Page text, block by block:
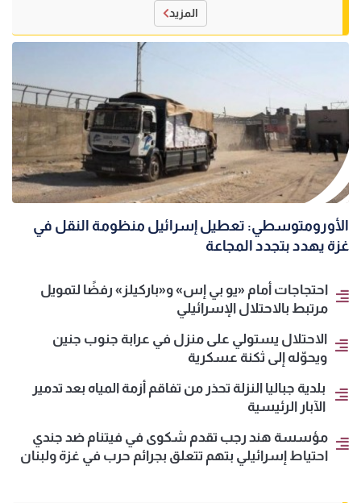
المزيد
الأورومتوسطي: تعطيل إسرائيل منظومة النقل في
غزة يهدد بتجدد المجاعة
احتجاجات أمام «يو بي إس» و«باركيلز» رفضًا لتمويل
مرتبط بالاحتلال الإسرائيلي
الاحتلال يستولي على منزل في عرابة جنوب جنين
ويحوّله إلى ثكنة عسكرية
بلدية جباليا النزلة تحذر من تفاقم أزمة المياه بعد تدمير
الآبار الرئيسية
مؤسسة هند رجب تقدم شكوى في فيتنام ضد جندي
احتياط إسرائيلي بتهم تتعلق بجرائم حرب في غزة ولبنان